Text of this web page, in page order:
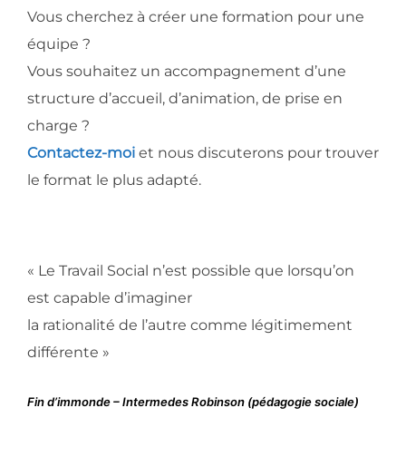
Vous cherchez à créer une formation pour une
équipe ?
Vous souhaitez un accompagnement d’une
structure d’accueil, d’animation, de prise en
charge ?
Contactez-moi et nous discuterons pour trouver
le format le plus adapté.
« Le Travail Social n’est possible que lorsqu’on
est capable d’imaginer
la rationalité de l’autre comme légitimement
différente »
Fin d’immonde – Intermedes Robinson (pédagogie sociale)